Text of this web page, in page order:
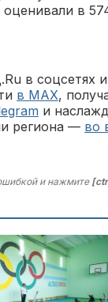
в
в соцсетях
в MAX,
и
региона — во
и нажмите